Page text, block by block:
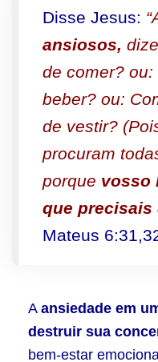
Disse Jesus:
ansiosos,
de comer?
beber? ou:
de vestir?
procuram
porque vosso
que precisais
Mateus
A ansiedade em
destruir sua
bem-estar